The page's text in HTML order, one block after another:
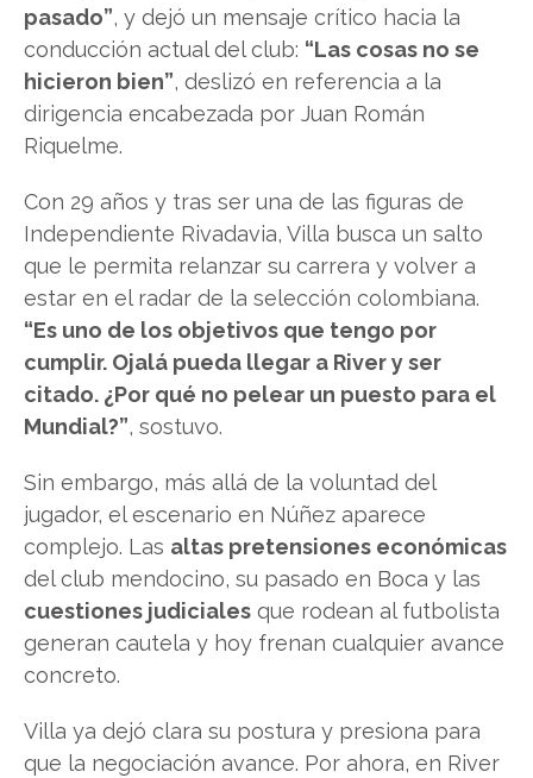
pasado”, y dejó un mensaje crítico hacia la
conducción actual del club: “Las cosas no se
hicieron bien”, deslizó en referencia a la
dirigencia encabezada por Juan Román
Riquelme.
Con 29 años y tras ser una de las figuras de
Independiente Rivadavia, Villa busca un salto
que le permita relanzar su carrera y volver a
estar en el radar de la selección colombiana.
“Es uno de los objetivos que tengo por
cumplir. Ojalá pueda llegar a River y ser
citado. ¿Por qué no pelear un puesto para el
Mundial?”, sostuvo.
Sin embargo, más allá de la voluntad del
jugador, el escenario en Núñez aparece
complejo. Las altas pretensiones económicas
del club mendocino, su pasado en Boca y las
cuestiones judiciales que rodean al futbolista
generan cautela y hoy frenan cualquier avance
concreto.
Villa ya dejó clara su postura y presiona para
que la negociación avance. Por ahora, en River